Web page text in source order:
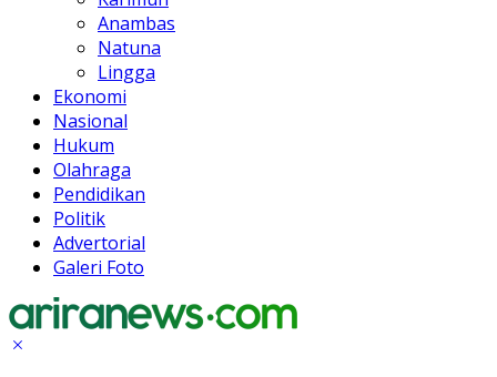
Anambas
Natuna
Lingga
Ekonomi
Nasional
Hukum
Olahraga
Pendidikan
Politik
Advertorial
Galeri Foto